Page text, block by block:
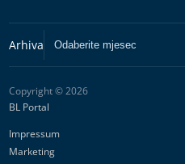
Copyright © 2026
BL Portal
Impressum
Marketing